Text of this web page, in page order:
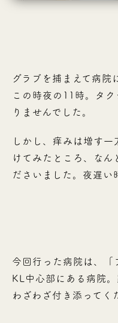
グラブを捕まえて病院
この時夜の11時。タ
りませんでした。
しかし、痒みは増す
けてみたところ、なん
ださいました。夜遅い
今回行った病院は、「
KL中心部にある病院。
わざわざ付き添ってく